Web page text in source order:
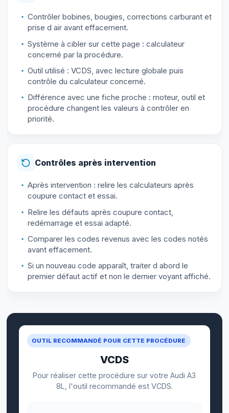
Contrôler bobines, bougies, corrections carburant et
prise d air avant effacement.
Système à cibler sur cette page : calculateur
concerné par la procédure.
Outil utilisé : VCDS, avec lecture globale puis
contrôle du calculateur concerné.
Différence avec une fiche proche : moteur, outil et
procédure changent les valeurs à contrôler en
priorité.
Contrôles après intervention
Après intervention : relire les calculateurs après
coupure contact et essai.
Relire les défauts après coupure contact,
redémarrage et essai adapté.
Comparer les codes revenus avec les codes notés
avant effacement.
Si un nouveau code apparaît, traiter d abord le
premier défaut actif et non le dernier voyant affiché.
OUTIL RECOMMANDÉ POUR CETTE PROCÉDURE
VCDS
Pour réaliser cette procédure sur votre Audi A3
8L, l'outil recommandé est VCDS.